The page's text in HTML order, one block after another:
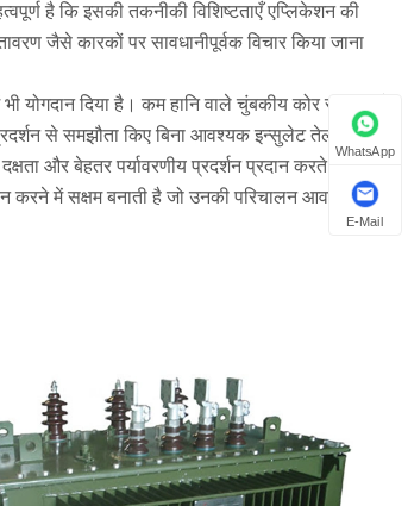
है कि इसकी तकनीकी विशिष्टताएँ एप्लिकेशन की
जैसे कारकों पर सावधानीपूर्वक विचार किया जाना
योगदान दिया है। कम हानि वाले चुंबकीय कोर सामग्रियों
से समझौता किए बिना आवश्यक इन्सुलेट तेल की मात्रा
और बेहतर पर्यावरणीय प्रदर्शन प्रदान करते हैं।
में सक्षम बनाती है जो उनकी परिचालन आवश्यकताओं
WhatsApp
E-Mail